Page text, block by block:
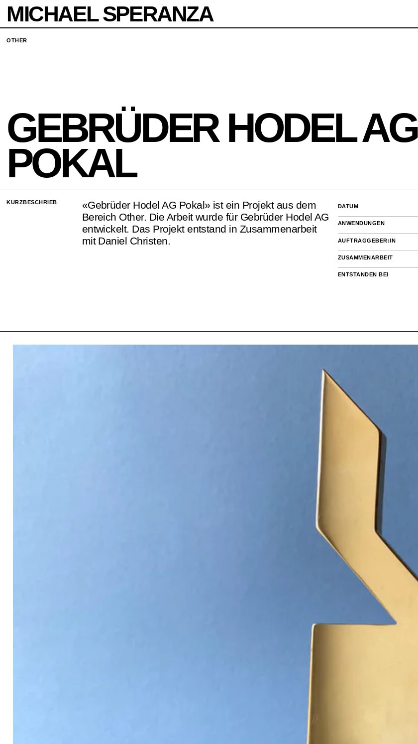
MICHAEL SPERANZA
OTHER
GEBRÜDER HODEL AG
POKAL
KURZBESCHRIEB
«Gebrüder Hodel AG Pokal» ist ein Projekt aus dem
Bereich Other. Die Arbeit wurde für Gebrüder Hodel AG
entwickelt. Das Projekt entstand in Zusammenarbeit
mit Daniel Christen.
DATUM
ANWENDUNGEN
AUFTRAGGEBER:IN
ZUSAMMENARBEIT
ENTSTANDEN BEI